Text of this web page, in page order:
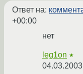
Ответ на:
+00:00
нет
leg1on ★